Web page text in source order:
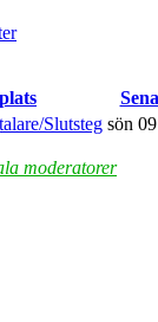
Slutsteg sön
moderatorer